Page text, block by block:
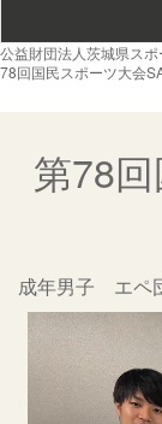
公益財団法人茨城県ス
78回国民スポーツ大会
第78
成年男子 エ